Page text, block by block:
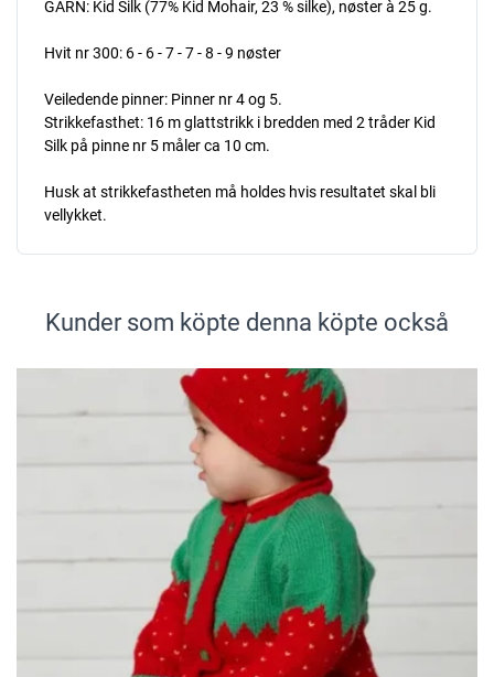
GARN: Kid Silk (77% Kid Mohair, 23 % silke), nøster à 25 g.
Hvit nr 300: 6 - 6 - 7 - 7 - 8 - 9 nøster
Veiledende pinner: Pinner nr 4 og 5.
Strikkefasthet: 16 m glattstrikk i bredden med 2 tråder Kid
Silk på pinne nr 5 måler ca 10 cm.
Husk at strikkefastheten må holdes hvis resultatet skal bli
vellykket.
Kunder som köpte denna köpte också